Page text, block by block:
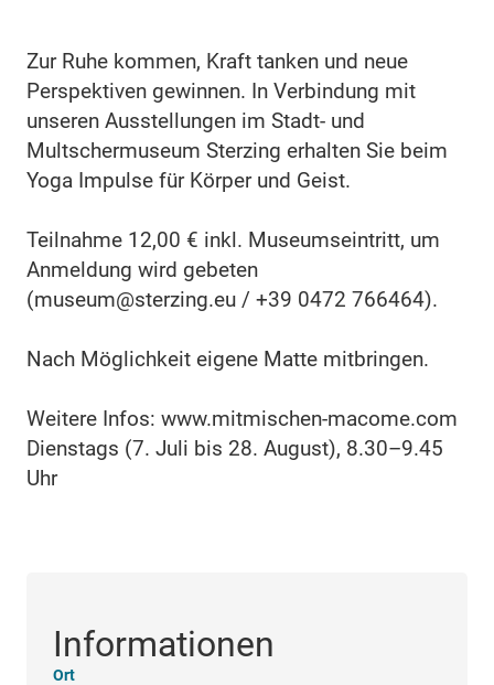
Zur Ruhe kommen, Kraft tanken und neue
Perspektiven gewinnen. In Verbindung mit
unseren Ausstellungen im Stadt- und
Multschermuseum Sterzing erhalten Sie beim
Yoga Impulse für Körper und Geist.
Teilnahme 12,00 € inkl. Museumseintritt, um
Anmeldung wird gebeten
(museum@sterzing.eu / +39 0472 766464).
Nach Möglichkeit eigene Matte mitbringen.
Weitere Infos: www.mitmischen-macome.com
Dienstags (7. Juli bis 28. August), 8.30–9.45
Uhr
Informationen
Ort